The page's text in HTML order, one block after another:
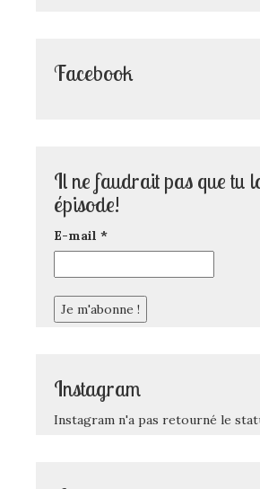
Facebook
Il ne faudrait pas que tu
épisode!
E-mail *
Instagram
Instagram n'a pas retourné le